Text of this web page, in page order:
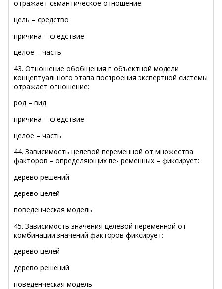
отражает семантическое отношение:
цель – средство
причина – следствие
целое – часть
43. Отношение обобщения в объектной модели
концептуального этапа построения экспертной системы
отражает отношение:
род – вид
причина – следствие
целое – часть
44. Зависимость целевой переменной от множества
факторов – определяющих пе- ременных – фиксирует:
дерево решений
дерево целей
поведенческая модель
45. Зависимость значения целевой переменной от
комбинации значений факторов фиксирует:
дерево целей
дерево решений
поведенческая модель